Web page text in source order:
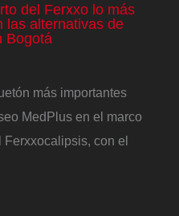
del Ferxxo lo más
las alternativas de
Bogotá
más importantes
MedPlus en el marco
Ferxxocalipsis, con el